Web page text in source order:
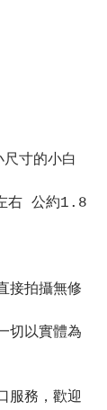
寸的小白
右 公約1.8
接拍攝無修
切以實體為
服務，歡迎